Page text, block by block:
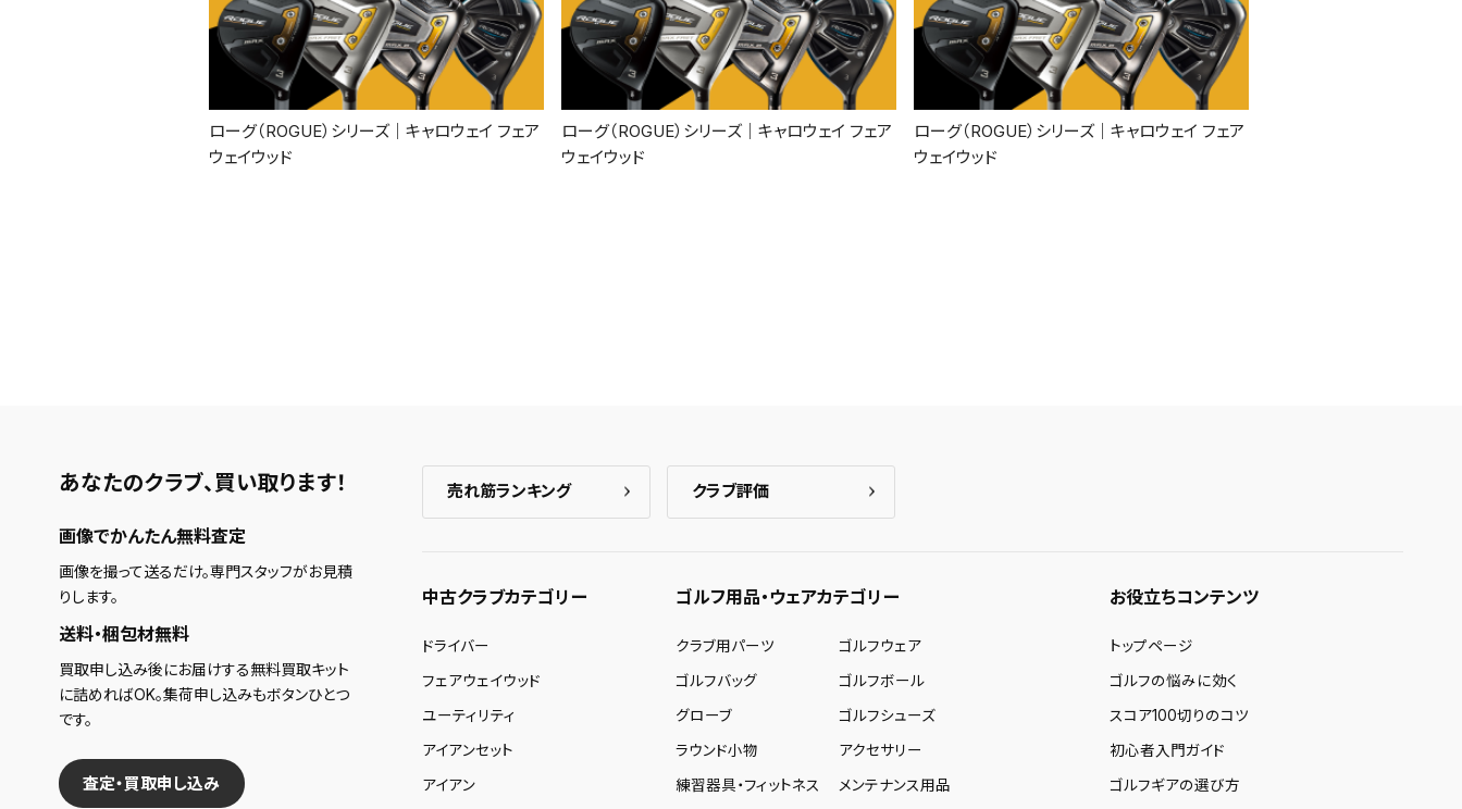
ローグ（ROGUE）シリーズ｜キャロウェイ フェア
ウェイウッド
ローグ（ROGUE）シリーズ｜キャロウェイ フェア
ウェイウッド
ローグ（ROGUE）シリーズ｜キャロウェイ フェア
ウェイウッド
あなたのクラブ、 買い取ります！
画像でかんたん無料査定
画像を撮って送るだけ。専門スタッフがお見積
りします。
送料・梱包材無料
買取申し込み後にお届けする無料買取キット
に詰めればOK。集荷申し込みもボタンひとつ
です。
査定・買取申し込み
売れ筋ランキング クラブ評価
中古クラブカテゴリー
ドライバー
フェアウェイウッド
ユーティリティ
アイアンセット
アイアン
ゴルフ用品・ウェアカテゴリー
クラブ用パーツ
ゴルフウェア
ゴルフバッグ
ゴルフボール
グローブ
ゴルフシューズ
ラウンド小物
アクセサリー
練習器具・フィットネス
メンテナンス用品
お役立ちコンテンツ
トップページ
ゴルフの悩みに効く
スコア100切りのコツ
初心者入門ガイド
ゴルフギアの選び方